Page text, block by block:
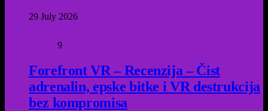
29 July 2026
9
Forefront VR – Recenzija – Čist
adrenalin, epske bitke i VR destrukcija
bez kompromisa